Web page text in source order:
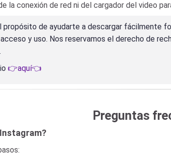
la conexión de red ni del cargador del video
propósito de ayudarte a descargar
y uso. Nos reservamos el derecho de
👉aquí👈
Preguntas